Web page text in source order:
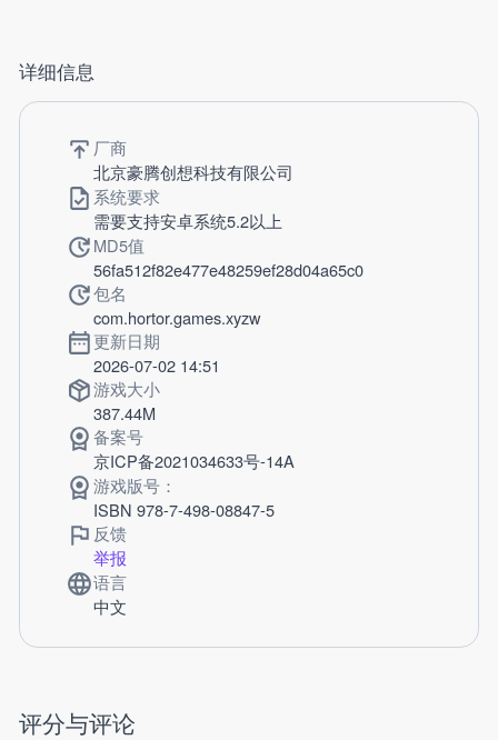
详细信息
厂商
北京豪腾创想科技有限公司
系统要求
需要支持安卓系统5.2以上
MD5值
56fa512f82e477e48259ef28d04a65c0
包名
com.hortor.games.xyzw
更新日期
2026-07-02 14:51
游戏大小
387.44M
备案号
京ICP备2021034633号-14A
游戏版号：
ISBN 978-7-498-08847-5
反馈
举报
语言
中文
评分与评论